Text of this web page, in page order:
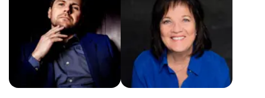
behandling ofte ikke virker.